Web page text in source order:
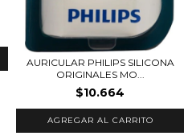
AURICULAR PHILIPS SILICONA
ORIGINALES MO...
$10.664
AGREGAR AL CARRITO